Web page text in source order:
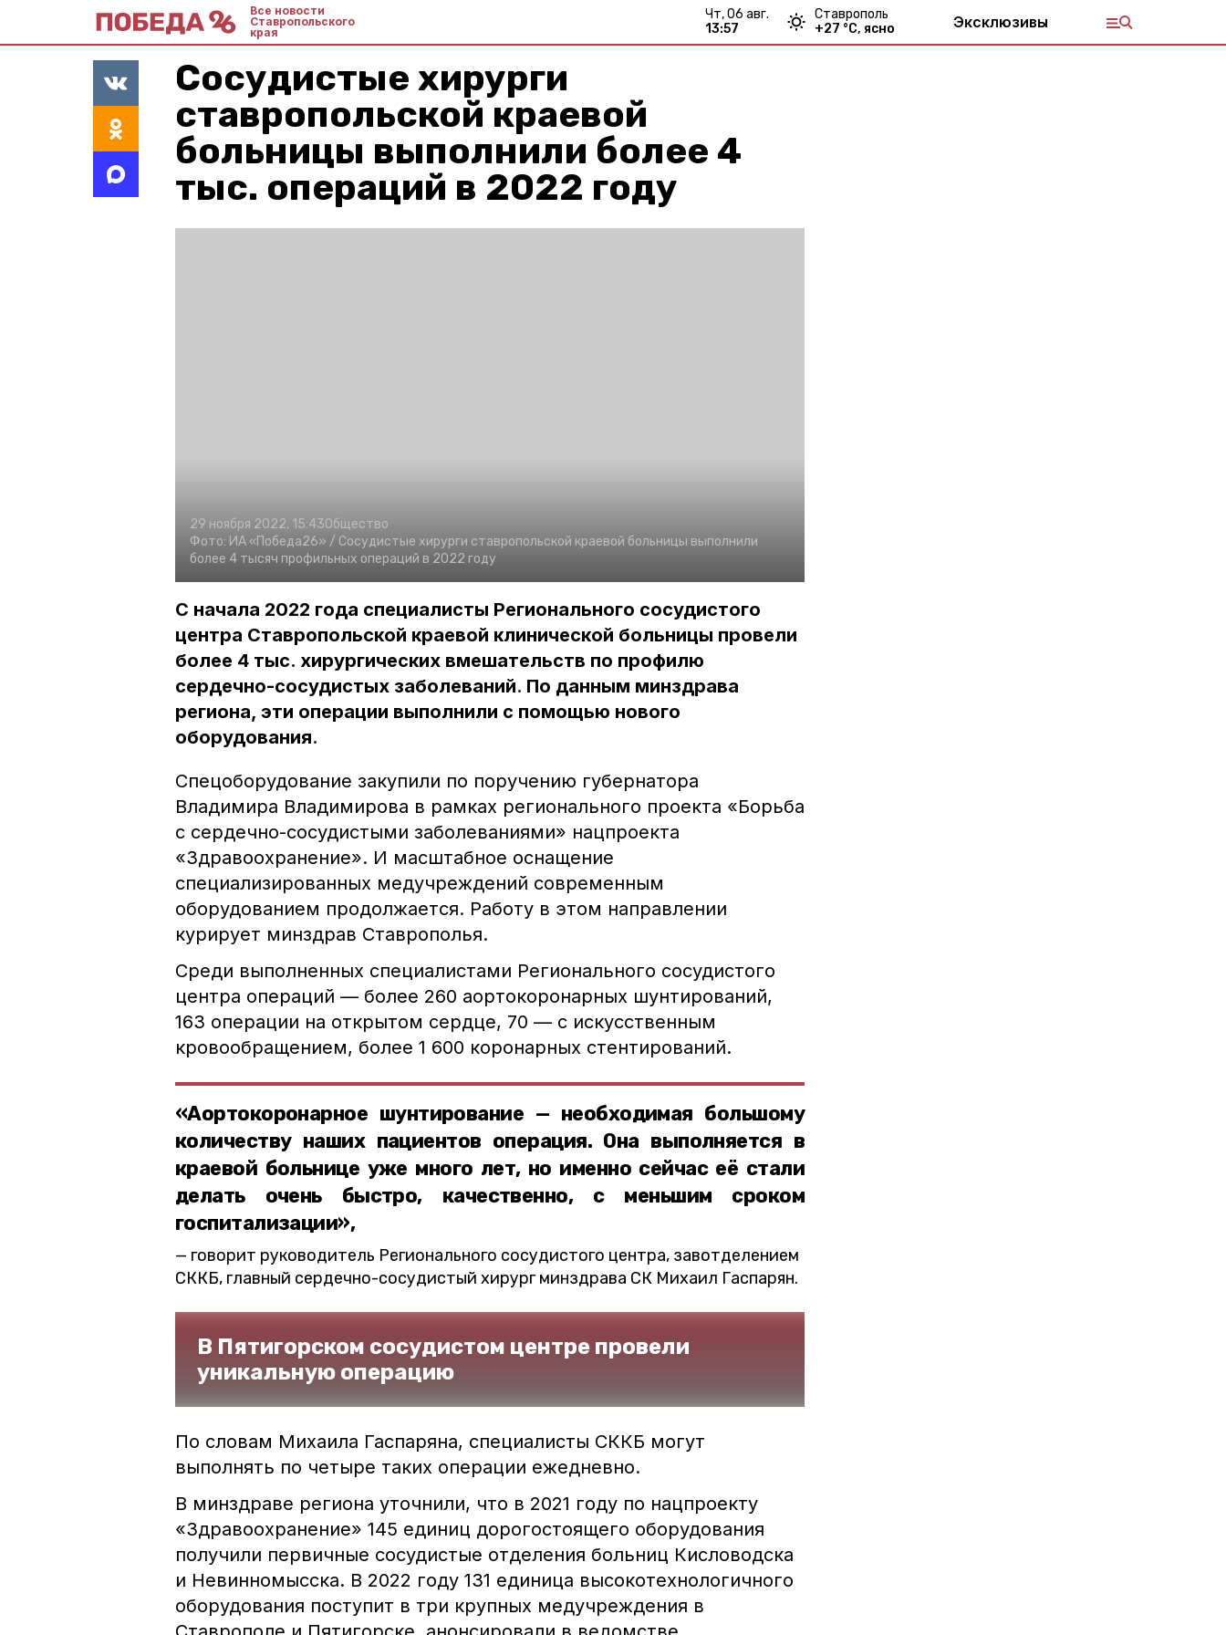
Все новости
Ставропольского
края
чт, 06 авг.
13:57
Ставрополь
+27 °С, ясно Эксклюзивы
Сосудистые хирурги
ставропольской краевой
больницы выполнили более 4
тыс. операций в 2022 году
29 ноября 2022, 15:43Общество
Фото: ИА «Победа26» / Сосудистые хирурги ставропольской краевой больницы выполнили
более 4 тысяч профильных операций в 2022 году
С начала 2022 года специалисты Регионального сосудистого
центра Ставропольской краевой клинической больницы провели
более 4 тыс. хирургических вмешательств по профилю
сердечно-сосудистых заболеваний. По данным минздрава
региона, эти операции выполнили с помощью нового
оборудования.
Спецоборудование закупили по поручению губернатора
Владимира Владимирова в рамках регионального проекта «Борьба
с сердечно-сосудистыми заболеваниями» нацпроекта
«Здравоохранение». И масштабное оснащение
специализированных медучреждений современным
оборудованием продолжается. Работу в этом направлении
курирует минздрав Ставрополья.
Среди выполненных специалистами Регионального сосудистого
центра операций — более 260 аортокоронарных шунтирований,
163 операции на открытом сердце, 70 — с искусственным
кровообращением, более 1 600 коронарных стентирований.
«Аортокоронарное шунтирование — необходимая большому
количеству наших пациентов операция. Она выполняется в
краевой больнице уже много лет, но именно сейчас её стали
делать очень быстро, качественно, с меньшим сроком
госпитализации»,
говорит руководитель Регионального сосудистого центра, завотделением
СККБ, главный сердечно-сосудистый хирург минздрава СК Михаил Гаспарян.
В Пятигорском сосудистом центре провели
уникальную операцию
По словам Михаила Гаспаряна, специалисты СККБ могут
выполнять по четыре таких операции ежедневно.
В минздраве региона уточнили, что в 2021 году по нацпроекту
«Здравоохранение» 145 единиц дорогостоящего оборудования
получили первичные сосудистые отделения больниц Кисловодска
и Невинномысска. В 2022 году 131 единица высокотехнологичного
оборудования поступит в три крупных медучреждения в